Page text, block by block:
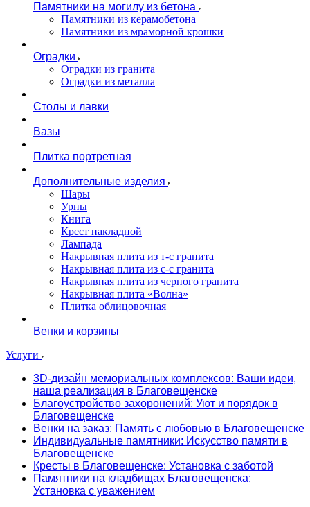
Памятники на могилу из бетона
Памятники из керамобетона
Памятники из мраморной крошки
Оградки
Оградки из гранита
Оградки из металла
Столы и лавки
Вазы
Плитка портретная
Дополнительные изделия
Шары
Урны
Книга
Крест накладной
Лампада
Накрывная плита из т-с гранита
Накрывная плита из с-с гранита
Накрывная плита из черного гранита
Накрывная плита «Волна»
Плитка облицовочная
Венки и корзины
Услуги
3D-дизайн мемориальных комплексов: Ваши идеи,
наша реализация в Благовещенске
Благоустройство захоронений: Уют и порядок в
Благовещенске
Венки на заказ: Память с любовью в Благовещенске
Индивидуальные памятники: Искусство памяти в
Благовещенске
Кресты в Благовещенске: Установка с заботой
Памятники на кладбищах Благовещенска:
Установка с уважением